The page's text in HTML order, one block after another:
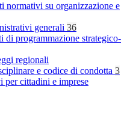
normativi su organizzazione e
generali 36
di programmazione strategico-
regionali
e codice di condotta 3
per cittadini e imprese